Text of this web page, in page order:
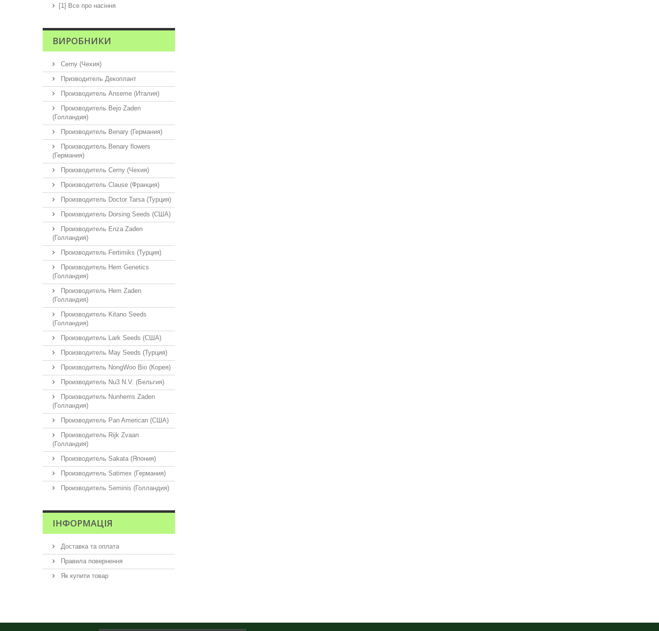
[1] Все про насіння
ВИРОБНИКИ
Cerny (Чехия)
Призводитель Декоплант
Производитель Anseme (Италия)
Производитель Bejo Zaden
(Голландия)
Производитель Benary (Германия)
Производитель Benary flowers
(Германия)
Производитель Cerny (Чехия)
Производитель Clause (Франция)
Производитель Doctor Tarsa (Турция)
Производитель Dorsing Seeds (США)
Производитель Enza Zaden
(Голландия)
Производитель Fertimiks (Турция)
Производитель Hem Genetics
(Голландия)
Производитель Hem Zaden
(Голландия)
Производитель Kitano Seeds
(Голландия)
Производитель Lark Seeds (США)
Производитель May Seeds (Турция)
Производитель NongWoo Bio (Корея)
Производитель Nu3 N.V. (Бельгия)
Производитель Nunhems Zaden
(Голландия)
Производитель Pan American (США)
Производитель Rijk Zvaan
(Голландия)
Производитель Sakata (Япония)
Производитель Satimex (Германия)
Производитель Seminis (Голландия)
ІНФОРМАЦІЯ
Доставка та оплата
Правила повернення
Як купити товар